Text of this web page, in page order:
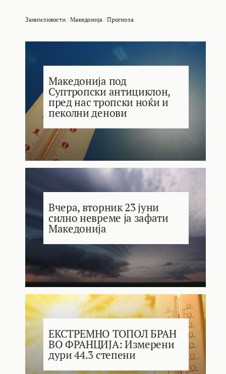
Занимливости/Македонија /Прогноза
Македонија под
Суптропски антициклон,
пред нас тропски ноќи и
пеколни денови
Вчера, вторник 23 јуни
силно невреме ја зафати
Македонија
ЕКСТРЕМНО ТОПОЛ БРАН
ВО ФРАНЦИЈА: Измерени
дури 44.3 степени